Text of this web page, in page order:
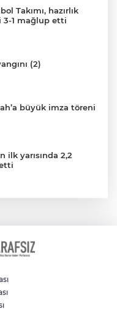
Takımı, hazırlık
3-1 mağlup etti
(2)
büyük imza töreni
ilk yarısında 2,2